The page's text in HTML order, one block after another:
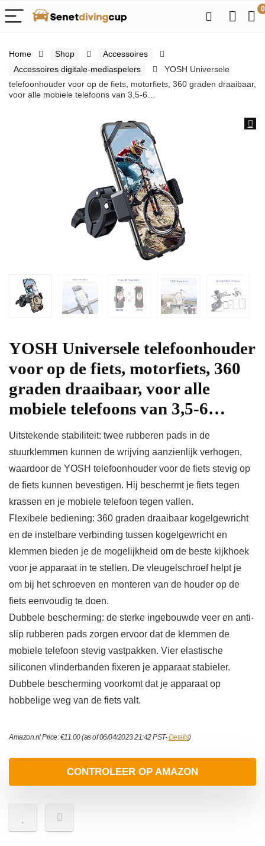
0
Home Shop
Accessoires
Accessoires digitale-mediaspelers
YOSH Universele
telefoonhouder voor op de fiets, motorfiets, 360 graden draaibaar,
voor alle mobiele telefoons van 3,5-6…
YOSH Universele telefoonhouder
voor op de fiets, motorfiets, 360
graden draaibaar, voor alle
mobiele telefoons van 3,5-6…
Uitstekende stabiliteit: twee rubberen pads in de
stuurklemmen kunnen de wrijving aanzienlijk verhogen,
waardoor de YOSH telefoonhouder voor de fiets stevig op
de fiets kunnen bevestigen. Hij beschermt je fiets tegen
krassen en je mobiele telefoon tegen vallen.
Flexibele bediening: 360 graden draaibaar kogelgewricht
en de instelbare verbinding tussen kogelgewricht en
klemmen bieden je de mogelijkheid om de beste kijkhoek
voor je apparaat in te stellen. De vleugelschroef helpt je
om bij het schroeven en monteren van de houder op de
fiets eenvoudig te doen.
Dubbele bescherming: de sterke ingebouwde veer en anti-
slip rubberen pads zorgen ervoor dat de klemmen de
mobiele telefoon stevig vastpakken. Vier elastische
siliconen vlinderbanden fixeren je apparaat stabieler.
Dubbele bescherming voorkomt dat je apparaat op
hobbelige weg van de fiets valt.
Amazon.nl Price:€11.00(as of 06/04/2023 21:42 PST-Details)
CONTROLEER OP AMAZON